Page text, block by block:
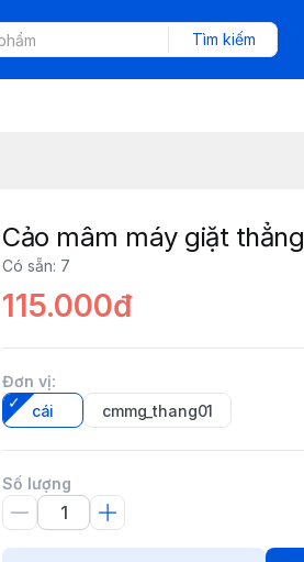
Tìm kiếm
Cảo mâm máy giặt thẳng
Có sẵn: 7
115.000đ
Đơn vị:
cái
cmmg_thang01
Số lượng